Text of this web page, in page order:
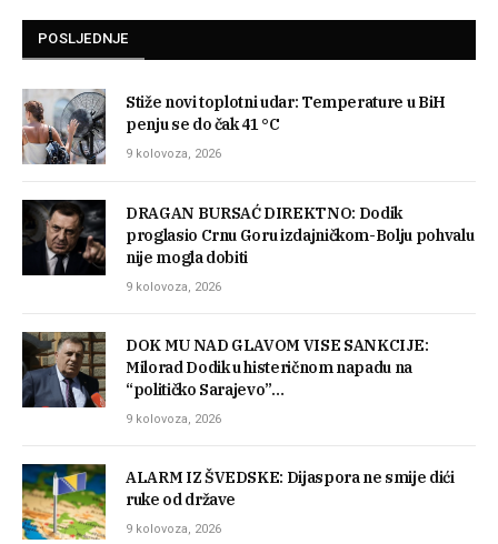
POSLJEDNJE
Stiže novi toplotni udar: Temperature u BiH
penju se do čak 41 °C
9 kolovoza, 2026
DRAGAN BURSAĆ DIREKTNO: Dodik
proglasio Crnu Goru izdajničkom-Bolju pohvalu
nije mogla dobiti
9 kolovoza, 2026
DOK MU NAD GLAVOM VISE SANKCIJE:
Milorad Dodik u histeričnom napadu na
“političko Sarajevo”…
9 kolovoza, 2026
ALARM IZ ŠVEDSKE: Dijaspora ne smije dići
ruke od države
9 kolovoza, 2026